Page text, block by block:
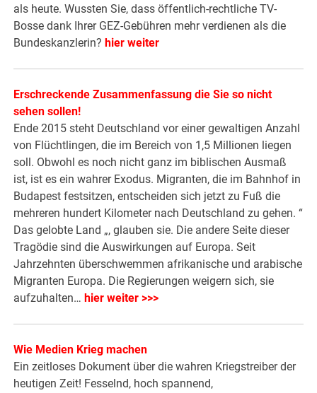
als heute. Wussten Sie, dass öffentlich-rechtliche TV-
Bosse dank Ihrer GEZ-Gebühren mehr verdienen als die
Bundeskanzlerin? hier weiter
Erschreckende Zusammenfassung die Sie so nicht
sehen sollen!
Ende 2015 steht Deutschland vor einer gewaltigen Anzahl
von Flüchtlingen, die im Bereich von 1,5 Millionen liegen
soll. Obwohl es noch nicht ganz im biblischen Ausmaß
ist, ist es ein wahrer Exodus. Migranten, die im Bahnhof in
Budapest festsitzen, entscheiden sich jetzt zu Fuß die
mehreren hundert Kilometer nach Deutschland zu gehen. “
Das gelobte Land „, glauben sie. Die andere Seite dieser
Tragödie sind die Auswirkungen auf Europa. Seit
Jahrzehnten überschwemmen afrikanische und arabische
Migranten Europa. Die Regierungen weigern sich, sie
aufzuhalten… hier weiter >>>
Wie Medien Krieg machen
Ein zeitloses Dokument über die wahren Kriegstreiber der
heutigen Zeit! Fesselnd, hoch spannend,